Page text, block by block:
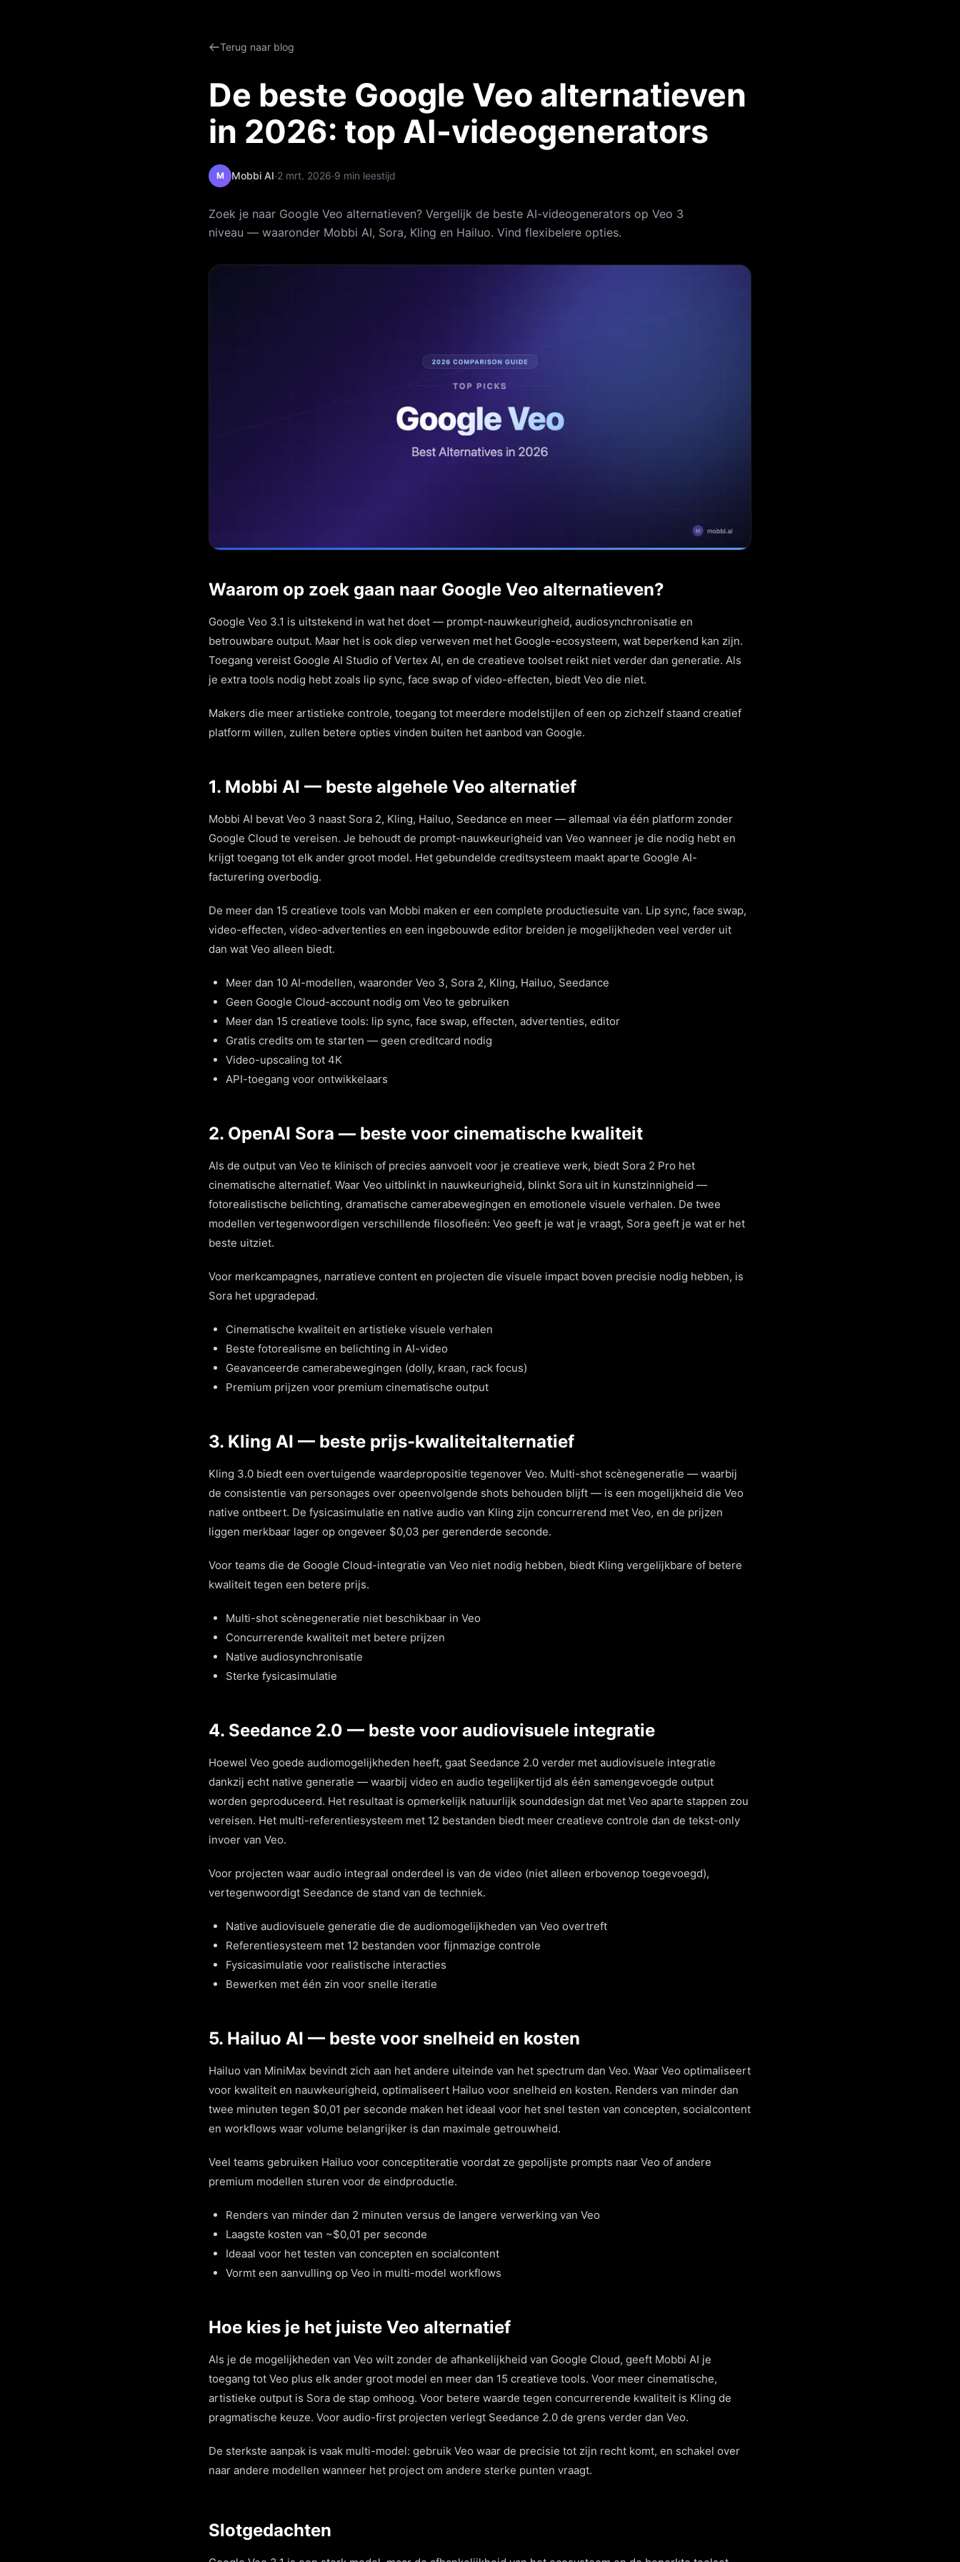
Terug naar blog
De beste Google Veo alternatieven
in 2026: top AI-videogenerators
M Mobbi AI·2 mrt. 2026·9 min leestijd
Zoek je naar Google Veo alternatieven? Vergelijk de beste AI-videogenerators op Veo 3
niveau — waaronder Mobbi AI, Sora, Kling en Hailuo. Vind flexibelere opties.
Waarom op zoek gaan naar Google Veo alternatieven?
Google Veo 3.1 is uitstekend in wat het doet — prompt-nauwkeurigheid, audiosynchronisatie en
betrouwbare output. Maar het is ook diep verweven met het Google-ecosysteem, wat beperkend kan zijn.
Toegang vereist Google AI Studio of Vertex AI, en de creatieve toolset reikt niet verder dan generatie. Als
je extra tools nodig hebt zoals lip sync, face swap of video-effecten, biedt Veo die niet.
Makers die meer artistieke controle, toegang tot meerdere modelstijlen of een op zichzelf staand creatief
platform willen, zullen betere opties vinden buiten het aanbod van Google.
1. Mobbi AI — beste algehele Veo alternatief
Mobbi AI bevat Veo 3 naast Sora 2, Kling, Hailuo, Seedance en meer — allemaal via één platform zonder
Google Cloud te vereisen. Je behoudt de prompt-nauwkeurigheid van Veo wanneer je die nodig hebt en
krijgt toegang tot elk ander groot model. Het gebundelde creditsysteem maakt aparte Google AI-
facturering overbodig.
De meer dan 15 creatieve tools van Mobbi maken er een complete productiesuite van. Lip sync, face swap,
video-effecten, video-advertenties en een ingebouwde editor breiden je mogelijkheden veel verder uit
dan wat Veo alleen biedt.
Meer dan 10 AI-modellen, waaronder Veo 3, Sora 2, Kling, Hailuo, Seedance
Geen Google Cloud-account nodig om Veo te gebruiken
Meer dan 15 creatieve tools: lip sync, face swap, effecten, advertenties, editor
Gratis credits om te starten — geen creditcard nodig
Video-upscaling tot 4K
API-toegang voor ontwikkelaars
2. OpenAI Sora — beste voor cinematische kwaliteit
Als de output van Veo te klinisch of precies aanvoelt voor je creatieve werk, biedt Sora 2 Pro het
cinematische alternatief. Waar Veo uitblinkt in nauwkeurigheid, blinkt Sora uit in kunstzinnigheid —
fotorealistische belichting, dramatische camerabewegingen en emotionele visuele verhalen. De twee
modellen vertegenwoordigen verschillende filosofieën: Veo geeft je wat je vraagt, Sora geeft je wat er het
beste uitziet.
Voor merkcampagnes, narratieve content en projecten die visuele impact boven precisie nodig hebben, is
Sora het upgradepad.
Cinematische kwaliteit en artistieke visuele verhalen
Beste fotorealisme en belichting in AI-video
Geavanceerde camerabewegingen (dolly, kraan, rack focus)
Premium prijzen voor premium cinematische output
3. Kling AI — beste prijs-kwaliteitalternatief
Kling 3.0 biedt een overtuigende waardepropositie tegenover Veo. Multi-shot scènegeneratie — waarbij
de consistentie van personages over opeenvolgende shots behouden blijft — is een mogelijkheid die Veo
native ontbeert. De fysicasimulatie en native audio van Kling zijn concurrerend met Veo, en de prijzen
liggen merkbaar lager op ongeveer $0,03 per gerenderde seconde.
Voor teams die de Google Cloud-integratie van Veo niet nodig hebben, biedt Kling vergelijkbare of betere
kwaliteit tegen een betere prijs.
Multi-shot scènegeneratie niet beschikbaar in Veo
Concurrerende kwaliteit met betere prijzen
Native audiosynchronisatie
Sterke fysicasimulatie
4. Seedance 2.0 — beste voor audiovisuele integratie
Hoewel Veo goede audiomogelijkheden heeft, gaat Seedance 2.0 verder met audiovisuele integratie
dankzij echt native generatie — waarbij video en audio tegelijkertijd als één samengevoegde output
worden geproduceerd. Het resultaat is opmerkelijk natuurlijk sounddesign dat met Veo aparte stappen zou
vereisen. Het multi-referentiesysteem met 12 bestanden biedt meer creatieve controle dan de tekst-only
invoer van Veo.
Voor projecten waar audio integraal onderdeel is van de video (niet alleen erbovenop toegevoegd),
vertegenwoordigt Seedance de stand van de techniek.
Native audiovisuele generatie die de audiomogelijkheden van Veo overtreft
Referentiesysteem met 12 bestanden voor fijnmazige controle
Fysicasimulatie voor realistische interacties
Bewerken met één zin voor snelle iteratie
5. Hailuo AI — beste voor snelheid en kosten
Hailuo van MiniMax bevindt zich aan het andere uiteinde van het spectrum dan Veo. Waar Veo optimaliseert
voor kwaliteit en nauwkeurigheid, optimaliseert Hailuo voor snelheid en kosten. Renders van minder dan
twee minuten tegen $0,01 per seconde maken het ideaal voor het snel testen van concepten, socialcontent
en workflows waar volume belangrijker is dan maximale getrouwheid.
Veel teams gebruiken Hailuo voor conceptiteratie voordat ze gepolijste prompts naar Veo of andere
premium modellen sturen voor de eindproductie.
Renders van minder dan 2 minuten versus de langere verwerking van Veo
Laagste kosten van ~$0,01 per seconde
Ideaal voor het testen van concepten en socialcontent
Vormt een aanvulling op Veo in multi-model workflows
Hoe kies je het juiste Veo alternatief
Als je de mogelijkheden van Veo wilt zonder de afhankelijkheid van Google Cloud, geeft Mobbi AI je
toegang tot Veo plus elk ander groot model en meer dan 15 creatieve tools. Voor meer cinematische,
artistieke output is Sora de stap omhoog. Voor betere waarde tegen concurrerende kwaliteit is Kling de
pragmatische keuze. Voor audio-first projecten verlegt Seedance 2.0 de grens verder dan Veo.
De sterkste aanpak is vaak multi-model: gebruik Veo waar de precisie tot zijn recht komt, en schakel over
naar andere modellen wanneer het project om andere sterke punten vraagt.
Slotgedachten